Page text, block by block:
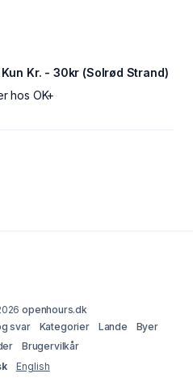
Kr. - 30kr (Solrød Strand)
hos OK+
openhours.dk
svar Kategorier Lande
Byer
Brugervilkår
English